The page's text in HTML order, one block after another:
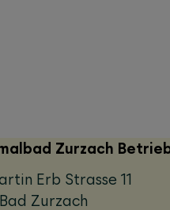
Zurzach
Erb Strasse 11
Zurzach